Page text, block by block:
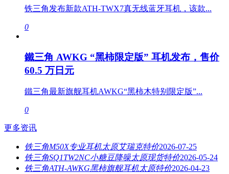
铁三角发布新款ATH-TWX7真无线蓝牙耳机，该款...
0
鐵三角 AWKG “黑柿限定版” 耳机发布，售价
60.5 万日元
鐵三角最新旗舰耳机AWKG“黑柿木特别限定版”...
0
更多资讯
铁三角M50X专业耳机太原艾瑞克特价2026-07-25
铁三角SQ1TW2NC小糖豆降噪太原现货特价2026-05-24
铁三角ATH-AWKG黑柿旗舰耳机太原特价2026-04-23